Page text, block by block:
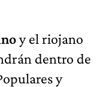
y el riojano
dentro de
y